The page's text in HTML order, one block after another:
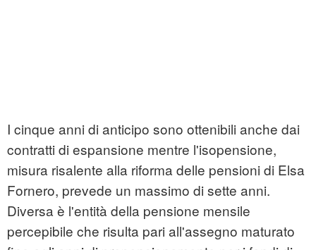
I cinque anni di anticipo sono ottenibili anche dai
contratti di espansione mentre l'isopensione,
misura risalente alla riforma delle pensioni di Elsa
Fornero, prevede un massimo di sette anni.
Diversa è l'entità della pensione mensile
percepibile che risulta pari all'assegno maturato